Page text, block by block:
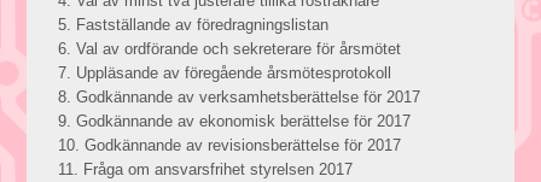
5. Fastställande av föredragningslistan
6. Val av ordförande och sekreterare förårsmötet
7. Uppläsande av föregående årsmötesprotokoll
8. Godkännande av verksamhetsberättelse för 2017
9. Godkännande av ekonomisk berättelse för 2017
10. Godkännande av revisionsberättelse för 2017
11. Fråga om ansvarsfrihet styrelsen 2017